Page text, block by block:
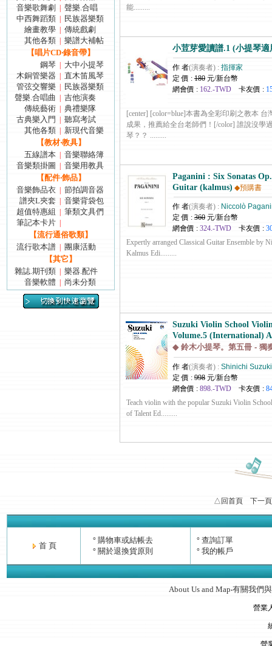
音樂歌舞劇
聲樂.合唱
中西舞蹈類
民族器樂類
繪畫教學
傳統戲劇
其他各類
樂譜大補帖
【唱片CD‧錄音帶】
鋼琴
大中小提琴
木銅管樂器
直木笛風琴
管弦交響樂
民族器樂類
聲樂.合唱曲
吉他演奏
傳統藝術
典禮樂隊
古典樂入門
聽寫考試
其他各類
新現代音樂
【教材‧教具】
五線譜本
音樂聯絡簿
音樂類掛圖
音樂用教具
【配件‧飾品】
音樂飾品衣
節拍調音器
譜夾L夾套
音樂背袋包
超值特惠組
筆類文具們
筆記本卡片
【流行通俗歌類】
流行歌本譜
團康活動
【其它】
雜誌.期刊類
樂器.配件
音樂軟體
尚未分類
能.........
小荳芽愛讀譜.1 (小提琴適
作 者(演奏者) : 指揮家
定 價 : 180 元/新台幣
網會價 : 162.-TWD 卡友價 :
[center] [color=blue]本書為全彩印刷之教本
成果，推薦給全台老師們！[/color] 誰說沒學
琴？？ .........
Paganini : Six Sonatas
Guitar (kalmus) ◆預購書
作 者(演奏者) : Niccolò
定 價 : 360 元/新台幣
網會價 : 324.-TWD 卡友價 :
Expertly arranged Classical Guitar Ensemble by
Kalmus Edi.........
Suzuki Violin School
Volume.5 (International)
◆ 鈴木小提琴。第五冊 - 獨
作 者(演奏者) : Shinichi Suzuki
定 價 : 998 元/新台幣
網會價 : 898.-TWD 卡友價 :
Teach violin with the popular Suzuki Violin
of Talent Ed.........
△回首頁 下一頁
首 頁
° 購物車或結帳去
° 關於退換貨原則
° 查詢訂單
° 我的帳戶
About Us and Map‧有關我們
營業
營